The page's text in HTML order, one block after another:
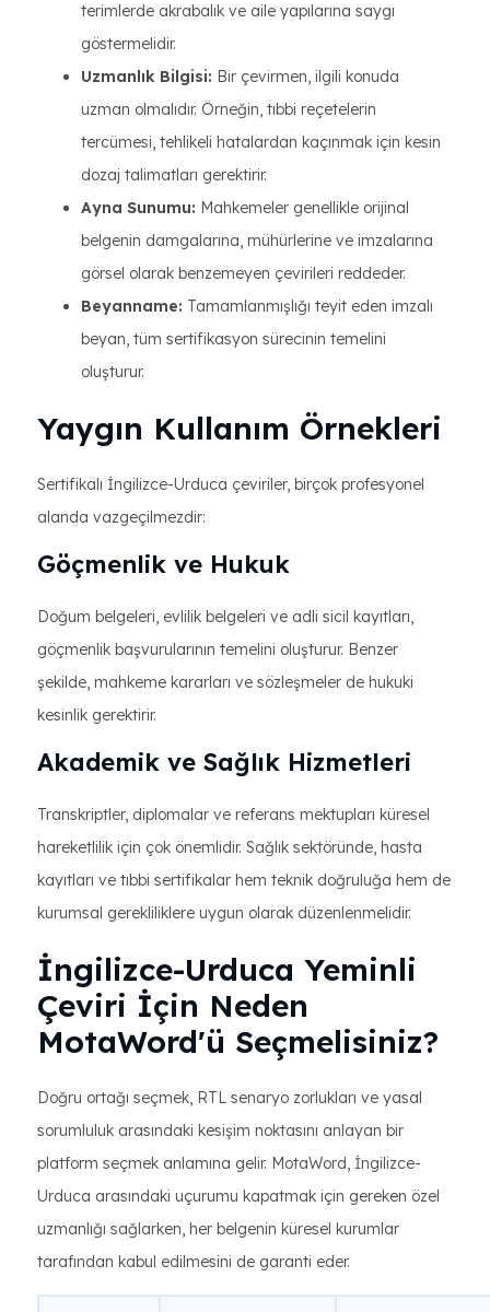
terimlerde akrabalık ve aile yapılarına saygı
göstermelidir.
Uzmanlık Bilgisi: Bir çevirmen, ilgili konuda
uzman olmalıdır. Örneğin, tıbbi reçetelerin
tercümesi, tehlikeli hatalardan kaçınmak için kesin
dozaj talimatları gerektirir.
Ayna Sunumu: Mahkemeler genellikle orijinal
belgenin damgalarına, mühürlerine ve imzalarına
görsel olarak benzemeyen çevirileri reddeder.
Beyanname: Tamamlanmışlığı teyit eden imzalı
beyan, tüm sertifikasyon sürecinin temelini
oluşturur.
Yaygın Kullanım Örnekleri
Sertifikalı İngilizce-Urduca çeviriler, birçok profesyonel
alanda vazgeçilmezdir:
Göçmenlik ve Hukuk
Doğum belgeleri, evlilik belgeleri ve adli sicil kayıtları,
göçmenlik başvurularının temelini oluşturur. Benzer
şekilde, mahkeme kararları ve sözleşmeler de hukuki
kesinlik gerektirir.
Akademik ve Sağlık Hizmetleri
Transkriptler, diplomalar ve referans mektupları küresel
hareketlilik için çok önemlidir. Sağlık sektöründe, hasta
kayıtları ve tıbbi sertifikalar hem teknik doğruluğa hem de
kurumsal gerekliliklere uygun olarak düzenlenmelidir.
İngilizce-Urduca Yeminli
Çeviri İçin Neden
MotaWord'ü Seçmelisiniz?
Doğru ortağı seçmek, RTL senaryo zorlukları ve yasal
sorumluluk arasındaki kesişim noktasını anlayan bir
platform seçmek anlamına gelir. MotaWord, İngilizce-
Urduca arasındaki uçurumu kapatmak için gereken özel
uzmanlığı sağlarken, her belgenin küresel kurumlar
tarafından kabul edilmesini de garanti eder.